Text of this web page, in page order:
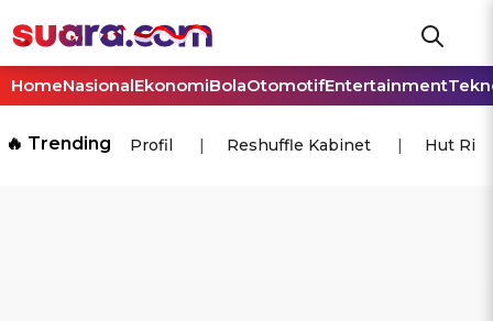
HomeNasionalEkonomiBolaOtomotifEntertainment
🔥 Trending Profil Reshuffle Kabinet Hut Ri